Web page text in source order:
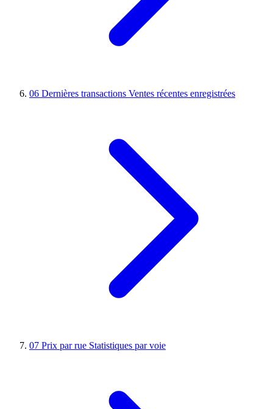
06 Dernières transactions Ventes récentes enregistrées
07 Prix par rue Statistiques par voie